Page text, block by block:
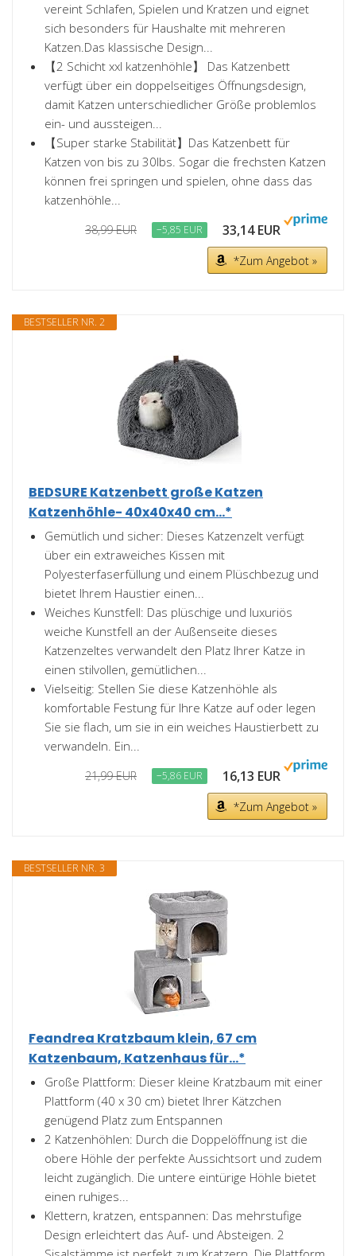
vereint Schlafen, Spielen und Kratzen und eignet
sich besonders für Haushalte mit mehreren
Katzen.Das klassische Design...
【2 Schicht xxl katzenhöhle】 Das Katzenbett
verfügt über ein doppelseitiges Öffnungsdesign,
damit Katzen unterschiedlicher Größe problemlos
ein- und aussteigen...
【Super starke Stabilität】Das Katzenbett für
Katzen von bis zu 30lbs. Sogar die frechsten Katzen
können frei springen und spielen, ohne dass das
katzenhöhle...
38,99 EUR −5,85 EUR 33,14 EUR
*Zum Angebot »
BESTSELLER NR. 2
BEDSURE Katzenbett große Katzen
Katzenhöhle- 40x40x40 cm...*
Gemütlich und sicher: Dieses Katzenzelt verfügt
über ein extraweiches Kissen mit
Polyesterfaserfüllung und einem Plüschbezug und
bietet Ihrem Haustier einen...
Weiches Kunstfell: Das plüschige und luxuriös
weiche Kunstfell an der Außenseite dieses
Katzenzeltes verwandelt den Platz Ihrer Katze in
einen stilvollen, gemütlichen...
Vielseitig: Stellen Sie diese Katzenhöhle als
komfortable Festung für Ihre Katze auf oder legen
Sie sie flach, um sie in ein weiches Haustierbett zu
verwandeln. Ein...
21,99 EUR −5,86 EUR 16,13 EUR
*Zum Angebot »
BESTSELLER NR. 3
Feandrea Kratzbaum klein, 67 cm
Katzenbaum, Katzenhaus für...*
Große Plattform: Dieser kleine Kratzbaum mit einer
Plattform (40 x 30 cm) bietet Ihrer Kätzchen
genügend Platz zum Entspannen
2 Katzenhöhlen: Durch die Doppelöffnung ist die
obere Höhle der perfekte Aussichtsort und zudem
leicht zugänglich. Die untere eintürige Höhle bietet
einen ruhiges...
Klettern, kratzen, entspannen: Das mehrstufige
Design erleichtert das Auf- und Absteigen. 2